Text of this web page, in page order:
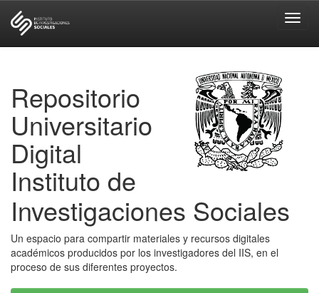
Repositorio
Universitario
Digital
Instituto de
Investigaciones Sociales
Un espacio para compartir materiales y recursos digitales
académicos producidos por los investigadores del IIS, en el
proceso de sus diferentes proyectos.